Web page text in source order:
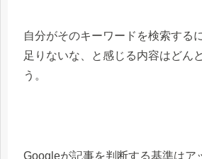
自分がそのキーワードを検索する
足りないな、と感じる内容はどん
う。
Googleが記事を判断する基準はア